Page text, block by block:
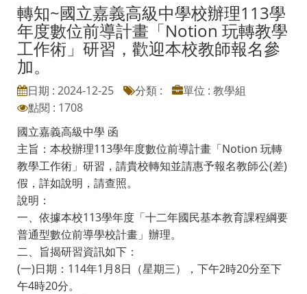
轉知~國立嘉義高級中學校辦理113學
年度數位前導計畫「Notion 玩轉教學
工作術」研習，歡迎本校教師報名參
加。
日期 : 2024-12-25 分類 :
單位 : 教學組
點閱 : 1708
國立嘉義高級中學 函
主旨：本校辦理113學年度數位前導計畫「Notion 玩轉
教學工作術」研習，請貴校轉知並請惠予報名教師公(差)
假，詳如說明，請查照。
說明：
一、依據本校113學年度「十二年國民基本教育課程綱要
普通型數位前導學校計畫」辦理。
二、旨揭研習資訊如下：
(一)日期：114年1月8日（星期三），下午2時20分至下
午4時20分。